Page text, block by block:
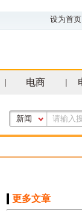
设为首页
电商
新闻
更多文章